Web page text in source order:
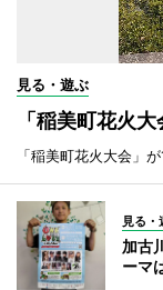
見る・遊ぶ
「稲美町花火
「稲美町花火大会」
見る・
加古
ーマ